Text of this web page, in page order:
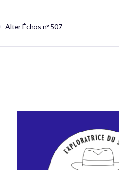
Alter Échos n° 507